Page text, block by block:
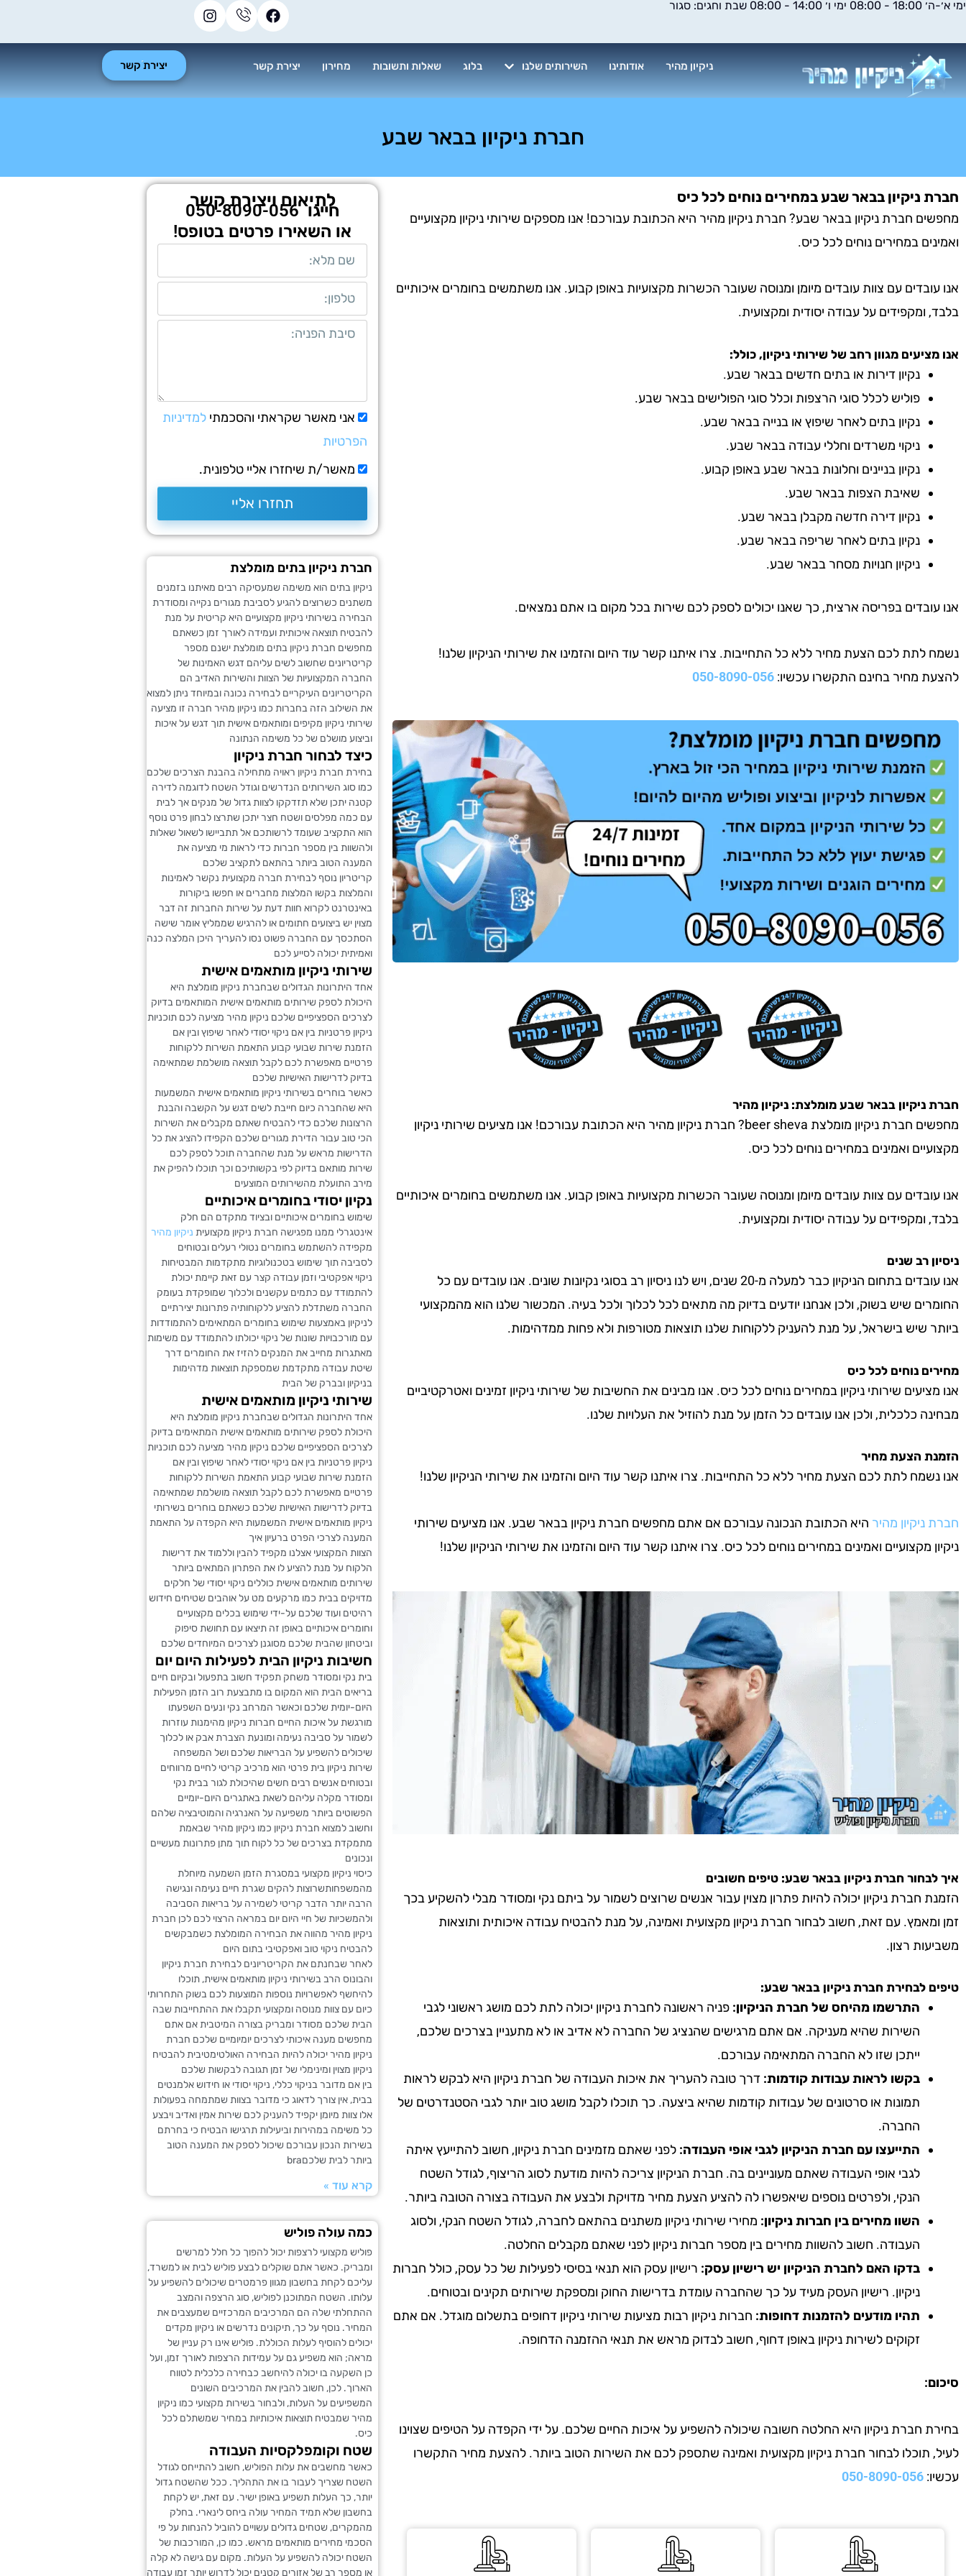
דילוג
ימי א׳-ה׳ 18:00 - 08:00 ימי ו׳ 14:00 - 08:00 שבת וחגים: סגור
ניקיון מהיר אודותינו השירותים שלנו בלוג שאלות ותשובות מחירון יצירת קשר יצירת קשר
חברת ניקיון בבאר שבע
חברת ניקיון בבאר שבע במחירים נוחים לכל כיס
מחפשים חברת ניקיון בבאר שבע? חברת ניקיון מהיר היא הכתובת עבורכם! אנו מספקים שירותי ניקיון מקצועיים
ואמינים במחירים נוחים לכל כיס.
אנו עובדים עם צוות עובדים מיומן ומנוסה שעובר הכשרות מקצועיות באופן קבוע. אנו משתמשים בחומרים איכותיים
בלבד, ומקפידים על עבודה יסודית ומקצועית.
אנו מציעים מגוון רחב של שירותי ניקיון, כולל:
נקיון דירות או בתים חדשים בבאר שבע.
פוליש לכלל סוגי הרצפות וכלל סוגי הפולישים בבאר שבע.
נקיון בתים לאחר שיפוץ או בנייה בבאר שבע.
ניקוי משרדים וחללי עבודה בבאר שבע.
נקיון בניינים וחלונות בבאר שבע באופן קבוע.
שאיבת הצפות בבאר שבע.
נקיון דירה חדשה מקבלן בבאר שבע.
נקיון בתים לאחר שריפה בבאר שבע.
ניקיון חנויות מסחר בבאר שבע.
אנו עובדים בפריסה ארצית, כך שאנו יכולים לספק לכם שירות בכל מקום בו אתם נמצאים.
נשמח לתת לכם הצעת מחיר ללא כל התחייבות. צרו איתנו קשר עוד היום והזמינו את שירותי הניקיון שלנו!
להצעת מחיר בחינם התקשרו עכשיו: 050-8090-056
חברת ניקיון בבאר שבע מומלצת: ניקיון מהיר
מחפשים חברת ניקיון מומלצת beer sheva? חברת ניקיון מהיר היא הכתובת עבורכם! אנו מציעים שירותי ניקיון
מקצועיים ואמינים במחירים נוחים לכל כיס.
אנו עובדים עם צוות עובדים מיומן ומנוסה שעובר הכשרות מקצועיות באופן קבוע. אנו משתמשים בחומרים איכותיים
בלבד, ומקפידים על עבודה יסודית ומקצועית.
ניסיון רב שנים
אנו עובדים בתחום הניקיון כבר למעלה מ-20 שנים, ויש לנו ניסיון רב בסוגי נקיונות שונים. אנו עובדים עם כל
החומרים שיש בשוק, ולכן אנחנו יודעים בדיוק מה מתאים לכל לכלוך ולכל בעיה. המכשור שלנו הוא מהמקצועי
ביותר שיש בישראל, על מנת להעניק ללקוחות שלנו תוצאות מטורפות ולא פחות ממדהימות.
מחירים נוחים לכל כיס
אנו מציעים שירותי ניקיון במחירים נוחים לכל כיס. אנו מבינים את החשיבות של שירותי ניקיון זמינים ואטרקטיביים
מבחינה כלכלית, ולכן אנו עובדים כל הזמן על מנת להוזיל את העלויות שלנו.
הזמנת הצעת מחיר
אנו נשמח לתת לכם הצעת מחיר ללא כל התחייבות. צרו איתנו קשר עוד היום והזמינו את שירותי הניקיון שלנו!
חברת ניקיון מהיר היא הכתובת הנכונה עבורכם אם אתם מחפשים חברת ניקיון בבאר שבע. אנו מציעים שירותי
ניקיון מקצועיים ואמינים במחירים נוחים לכל כיס. צרו איתנו קשר עוד היום והזמינו את שירותי הניקיון שלנו!
איך לבחור חברת ניקיון בבאר שבע: טיפים חשובים
הזמנת חברת ניקיון יכולה להיות פתרון מצוין עבור אנשים שרוצים לשמור על ביתם נקי ומסודר מבלי להשקיע בכך
זמן ומאמץ. עם זאת, חשוב לבחור חברת ניקיון מקצועית ואמינה, על מנת להבטיח עבודה איכותית ותוצאות
משביעות רצון.
טיפים לבחירת חברת ניקיון בבאר שבע:
התרשמו מהיחס של חברת הניקיון: פניה ראשונה לחברת ניקיון יכולה לתת לכם מושג ראשוני לגבי
השירות שהיא מעניקה. אם אתם מרגישים שהנציג של החברה לא אדיב או לא מתעניין בצרכים שלכם,
ייתכן שזו לא החברה המתאימה עבורכם.
בקשו לראות עבודות קודמות: דרך טובה להעריך את איכות העבודה של חברת ניקיון היא לבקש לראות
תמונות או סרטונים של עבודות קודמות שהיא ביצעה. כך תוכלו לקבל מושג טוב יותר לגבי הסטנדרטים של
החברה.
התייעצו עם חברת הניקיון לגבי אופי העבודה: לפני שאתם מזמינים חברת ניקיון, חשוב להתייעץ איתה
לגבי אופי העבודה שאתם מעוניינים בה. חברת הניקיון צריכה להיות מודעת לסוג הריצוף, לגודל השטח
הנקי, ולפרטים נוספים שיאפשרו לה להציע הצעת מחיר מדויקת ולבצע את העבודה בצורה הטובה ביותר.
השוו מחירים בין חברות ניקיון: מחירי שירותי ניקיון משתנים בהתאם לחברה, לגודל השטח הנקי, ולסוג
העבודה. חשוב להשוות מחירים בין מספר חברות ניקיון לפני שאתם מקבלים החלטה.
בדקו האם לחברת הניקיון יש רישיון עסק: רישיון עסק הוא תנאי בסיסי לפעילות של כל עסק, כולל חברות
ניקיון. רישיון העסק מעיד על כך שהחברה עומדת בדרישות החוק ומספקת שירותים תקינים ובטוחים.
תהיו מודעים להזמנות דחופות: חברות ניקיון רבות מציעות שירותי ניקיון דחופים בתשלום מוגדל. אם אתם
זקוקים לשירות ניקיון באופן דחוף, חשוב לבדוק מראש את תנאי ההזמנה הדחופה.
סיכום:
בחירת חברת ניקיון היא החלטה חשובה שיכולה להשפיע על איכות החיים שלכם. על ידי הקפדה על הטיפים שצוינו
לעיל, תוכלו לבחור חברת ניקיון מקצועית ואמינה שתספק לכם את השירות הטוב ביותר. להצעת מחיר התקשרו
עכשיו:
לתיאום ויצירת קשר
חייגו050-8090-056
או השאירו פרטים בטופס!
אני מאשר שקראתי והסכמתי למדיניות
הפרטיות
מאשר/ת שיחזרו אליי טלפונית.
תחזרו אליי
חברת ניקיון בתים מומלצת
ניקיון בתים הוא משימה שמעסיקה רבים מאיתנו בזמנים
משתנים כשרוצים להגיע לסביבת מגורים נקייה ומסודרת
הבחירה בשירותי ניקיון מקצועיים היא קריטית על מנת
להבטיח תוצאה איכותית ועמידה לאורך זמן כשאתם
מחפשים חברת ניקיון בתים מומלצת ישנם מספר
קריטריונים שחשוב לשים עליהם דגש האמינות של
החברה המקצועיות של הצוות והשירות האדיב הם
הקריטריונים העיקריים לבחירה נכונה ובמיוחד ניתן למצוא
את השילוב הזה בחברות כמו ניקיון מהיר חברה זו מציעה
שירותי ניקיון מקיפים ומותאמים אישית תוך דגש על איכות
וביצוע מושלם של כל משימה הנתונה
כיצד לבחור חברת ניקיון
בחירת חברת ניקיון ראויה מתחילה בהבנת הצרכים שלכם
כמו סוג השירותים הנדרשים וגודל השטח לדוגמה לדירה
קטנה יתכן שלא תזדקקו לצוות גדול של מנקים אך לבית
עם כמה מפלסים ושטח חצר יתכן שתרצו לבחון פרט נוסף
הוא התקציב שעומד לרשותכם אל תתביישו לשאול שאלות
ולהשוות בין מספר חברות כדי לראות מי מציעה את
המענה הטוב ביותר בהתאם לתקציב שלכם
קריטריון נוסף לבחירת חברה מקצועית נקשר לאמינות
והמלצות בקשו המלצות מחברים או חפשו ביקורות
באינטרנט לקרוא חוות דעת על שירות החברות זה דבר
מצוין יש ביצועים חתומים או להרגיש שממליץ אומר שישה
הסתכסך עם החברה פשוט נסו להעריך היכן המלצה כנה
ואמיתית יכולה לסייע לכם
שירותי ניקיון מותאמים אישית
אחד היתרונות הגדולים שבחברת ניקיון מומלצת היא
היכולת לספק שירותים מותאמים אישית המותאמים בדיוק
לצרכים הספציפיים שלכם ניקיון מהיר מציעה לכם תוכניות
ניקיון פרטניות בין אם ניקוי יסודי לאחר שיפוץ ובין אם
הזמנת שירות שבועי קבוע התאמת השירות ללקוחות
פרטיים מאפשרת לכם לקבל תוצאה מושלמת שמתאימה
בדיוק לדרישות האישיות שלכם
כאשר בוחרים בשירותי ניקיון מותאמים אישית המשמעות
היא שהחברה כיום חייבת לשים דגש על הקשבה והבנת
הרצונות שלכם כדי להבטיח שאתם מקבלים את השירות
הכי טוב עבור הדירת מגורים שלכם הקפידו להציג את כל
הדרישות מראש על מנת שהחברה תוכל לספק לכם
שירות מותאם בדיוק לפי בקשותיכם וכך תוכלו להפיק את
מירב התועלת מהשירותים המוצעים
נקיון יסודי בחומרים איכותיים
שימוש בחומרים איכותיים ובציוד מתקדם הם חלק
אינטגרלי ממנו מפגישה חברת ניקיון מקצועית ניקיון מהיר
מקפידה להשתמש בחומרים נטולי רעלים ובטוחים
לסביבה תוך שימוש בטכנולוגיות מתקדמות המבטיחות
ניקוי אפקטיבי וזמן עבודה קצר עם זאת קיימת יכולת
להתמודד עם כתמים עקשנים ולכלוך שמופקדת בעומק
החברה משתדלת להציע ללקוחותיה פתרונות יצירתיים
לניקיון באמצעות שימוש בחומרים המתאימים להתמודדות
עם מורכבויות שונות של ניקוי יכולתו להתמודד עם משימות
מאתגרות מחייב את המנקים להזיז את החומרים דרך
שיטת עבודה מתקדמת שמספקת תוצאות מדהימות
בניקיון ובברק של הבית
שירותי ניקיון מותאמים אישית
אחד היתרונות הגדולים שבחברת ניקיון מומלצת היא
היכולת לספק שירותים מותאמים אישית המתאימים בדיוק
לצרכים הספציפיים שלכם ניקיון מהיר מציעה לכם תוכניות
ניקיון פרטניות בין אם ניקוי יסודי לאחר שיפוץ ובין אם
הזמנת שירות שבועי קבוע התאמת השירות ללקוחות
פרטיים מאפשרת לכם לקבל תוצאה מושלמת שמתאימה
בדיוק לדרישות האישיות שלכם כשאתם בוחרים בשירותי
ניקיון מותאמים אישית המשמעות היא הקפדה על התאמת
המענה לצרכי הפרט ברעיון איך
הצוות המקצועי אצלנו מקפיד להבין וללמוד את דרישות
הלקוח על מנת להציע לו את הפתרון המתאים ביותר
שירותים מותאמים אישית כוללים ניקוי יסודי של חלקים
מדויקים בבית כמו מרקעים מט על אוהבים שטיחים חידוש
רהיטים ועוד שלכם על-ידי שימוש בכלים מקצועיים
וחומרים איכותיים באופן זה תיצאו עם תחושת סיפוק
וביטחון שהבית שלכם מסוגנן לצרכים המיוחדים שלכם
חשיבות ניקיון הבית לפעילות היום יום
בית נקי ומסודר משחק תפקיד חשוב בתפעול ובקיום חיים
בריאים הבית הוא המקום בו מתבצעת רוב הזמן הפעילות
היום-יומית שלכם וכאשר המרחב נקי ונעים השפעתו
מורגשת על איכות החיים חברות ניקיון מהימנות עוזרות
לשמור על סביבה נעימה ומונעת הצברת אבק או לכלוך
שיכולים להשפיע על הבריאות שלכם ושל המשפחה
שירות ניקיון בית פרטי הוא מרכיב קריטי לחיים מרווחים
ובטוחים אנשים רבים חשים שהיכולת לגור בבית נקי
ומסודר מקלה עליהם לשאת באתגרים היום-יומיים
הפשוטים ביותר משפיעה על האנרגיה והמוטיבציה שלהם
וחשוב למצוא חברת ניקיון כמו ניקיון מהיר שבאמת
מתמקדת בצרכים של כל לקוח תוך מתן פתרונות מעשיים
ונכונים
כיסוי ניקיון מקצועי במסגרת הזמן השמעה מיוחלת
מהמשפחותשרוצות להקים שגרת חיים נעימה ונגישה
הרבה יותר הדבר קריטי לשמירה על בריאות הסביבה
ולהמשכיות של חיי היום יום במראה הרצוי לכם לכן חברת
ניקיון מהיר מהווה את הבחירה המומלצת כשמבקשים
להבטיח ניקוי טוב ואפקטיבי בתום היום
לאחר שבחנתם את הקריטריונים לבחירת חברת ניקיון
והבונוס הרב בשירותי ניקיון מותאמים אישית, תוכלו
להיחשף לאפשרויות נוספות המוצעות לכם בשוק התחרותי
כיום עם צוות מנוסה ומקצועי תקבלו את ההתחייבות שבה
הבית שלכם מסודר ומבריק בצורה המיטבית אם אתם
מחפשים מענה איכותי לצרכים יומיומיים שלכם חברת
ניקיון מהיר יכולה להיות הבחירה האולטימטיבית להבטיח
ניקיון מצוין ומינימלי של זמן תגובה לבקשות שלכם
בין אם מדובר בניקוי כללי, ניקוי יסודי או חידוש אלמנטים
בבית, אין צורך לדאוג כי מדובר בצוות שמתמחה בפעולות
אלו צוות מיומן יקפיד להעניק לכם שירות אמין ואדיב ויבצע
כל משימה במהירות וביעילות תרגישו הבטיח כי בחרתם
בשירות הנכון עבורכם שיכול לספק את המענה הטוב
ביותר לבית שלכםbra
קרא עוד »
כמה עולה פוליש
פוליש מקצועי לרצפות יכול להפוך כל חלל למרשים
ומבריק. כאשר אתם שוקלים לבצע פוליש לבית או למשרד,
עליכם לקחת בחשבון מגוון פרמטרים שיכולים להשפיע על
עלותו. השטח המתוכנן לפוליש, סוג הרצפה והמצב
ההתחלתי שלה הם המרכיבים המרכזיים שמעצבים את
המחיר. נוסף על כך, תיקונים נדרשים או ניקיון מקדים
יכולים להוסיף לעלות הכוללת. פוליש אינו רק עניין של
מראה; הוא משפיע גם על עמידות הרצפות לאורך זמן, ועל
כן השקעה בו יכולה להיחשב כבחירה כלכלית לטווח
הארוך. לכן, חשוב להבין את המרכיבים השונים
המשפיעים על העלות, ולבחור בשירות מקצועי כמו ניקיון
מהיר שמבטיח תוצאות איכותיות במחיר שמשתלם לכל
כיס.
שטח וקומפלקסיות העבודה
כאשר מחשבים את עלות הפוליש, חשוב להתייחס לגודל
השטח שצריך לעבור בו את התהליך. ככל שהשטח גדול
יותר, כך העלות תשפיע באופן ישיר. עם זאת, יש לקחת
בחשבון שלא תמיד המחיר עולה ביחס לינארי. בחלק
מהמקרים, שטחים גדולים עשויים להוביל להנחות על פי
הסכמי מחירים מותאמים מראש. כמו כן, המורכבות של
השטח יכולה להשפיע על העלות. מקום עם גישה לא קלה
או מספר רב של אזורים קטנים יכול לדרוש יותר זמן עבודה